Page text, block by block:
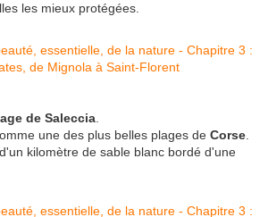
les mieux protégées.
de Saleccia
une des plus belles plages de Corse
kilomètre de sable blanc bordé d'une